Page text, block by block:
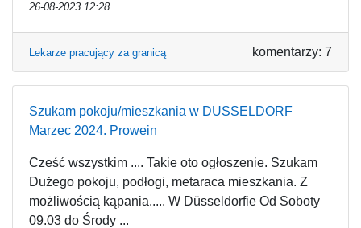
26-08-2023 12:28
Lekarze pracujący za granicą komentarzy: 7
Szukam pokoju/mieszkania w DUSSELDORF
Marzec 2024. Prowein
Cześć wszystkim .... Takie oto ogłoszenie. Szukam
Dużego pokoju, podłogi, metaraca mieszkania. Z
możliwością kąpania..... W Düsseldorfie Od Soboty
09.03 do Środy ...